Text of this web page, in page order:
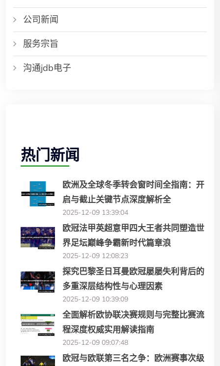
公司新闻
服务宗旨
沟通jdb电子
热门新闻
欧洲及全球冬季转会窗时间全指南：开
启与截止关键节点深度解析全
2025-12-09 13:39:04
欧冠法甲英超意甲四大王者共同塑造世
界足坛巅峰争霸新时代篇章浪
2025-12-09 12:08:23
探究巴黎圣日耳曼欧冠屡屡失利背后的
多重深层结构性与心理因素
2025-12-09 10:39:09
全面解析欧协联决赛规则与完整比赛流
程深度权威实用解读指南
2025-12-09 09:07:48
欧冠与欧联第三名之争：欧洲赛事次级